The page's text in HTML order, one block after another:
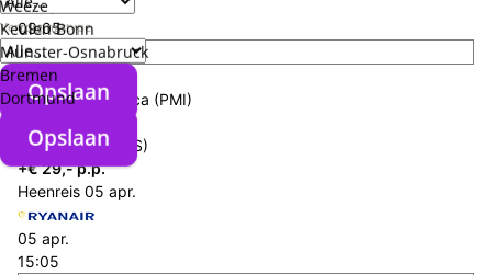
Verzorgingstype
Opslaan
Weeze
Keulen Bonn
Munster-Osnabruck
Bremen
Dortmund
Opslaan
08 apr.
09:05
direct
11:40
Palma de Mallorca (PMI)
Amsterdam (AMS)
+€ 29,- p.p.
Heenreis 05 apr.
05 apr.
15:05